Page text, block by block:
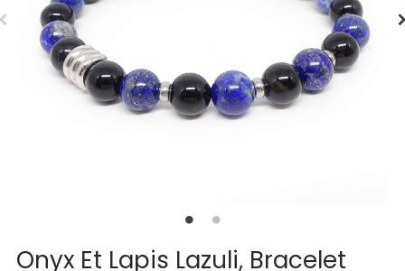
Onyx Et Lapis Lazuli, Bracelet